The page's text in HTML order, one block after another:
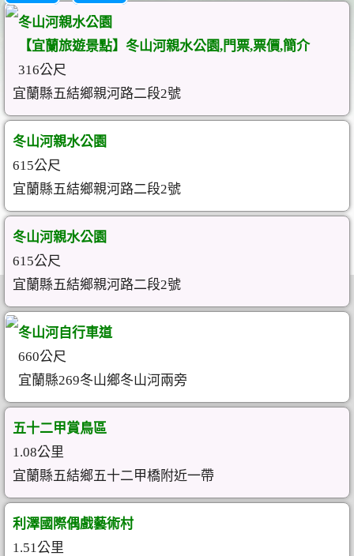
冬山河親水公園
【宜蘭旅遊景點】冬山河親水公園,門票,票價,簡介
316公尺
宜蘭縣五結鄉親河路二段2號
冬山河親水公園
615公尺
宜蘭縣五結鄉親河路二段2號
冬山河親水公園
615公尺
宜蘭縣五結鄉親河路二段2號
冬山河自行車道
660公尺
宜蘭縣269冬山鄉冬山河兩旁
五十二甲賞鳥區
1.08公里
宜蘭縣五結鄉五十二甲橋附近一帶
利澤國際偶戲藝術村
1.51公里